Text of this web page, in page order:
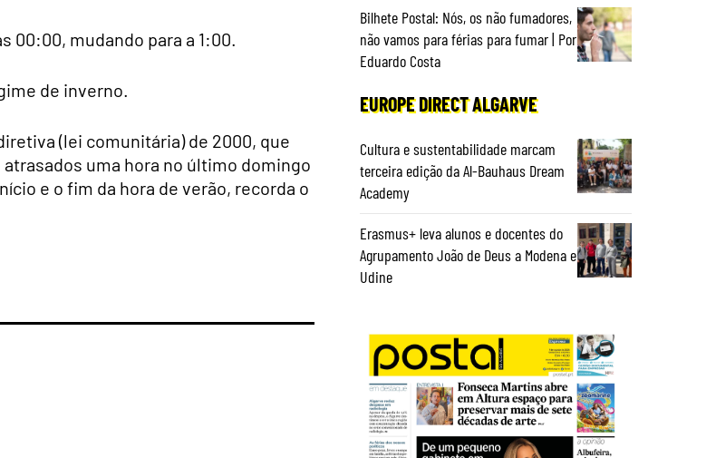
00:00, mudando para a 1:00.
de inverno.
(lei comunitária) de 2000, que
uma hora no último domingo
e o fim da hora de verão, recorda o
Bilhete Postal: Nós, os não fumadores,
não vamos para férias para fumar | Por
Eduardo Costa
EUROPE DIRECT ALGARVE
Cultura e sustentabilidade marcam
terceira edição da Al-Bauhaus Dream
Academy
Erasmus+ leva alunos e docentes do
Agrupamento João de Deus a Modena e
Udine